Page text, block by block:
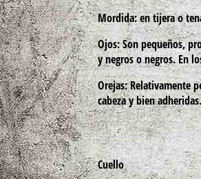
Mordida: en tijera o
Ojos: Son pequeños,
y negros o negros. En
Orejas: Relativamente
cabeza y bien adheridas.
Cuello